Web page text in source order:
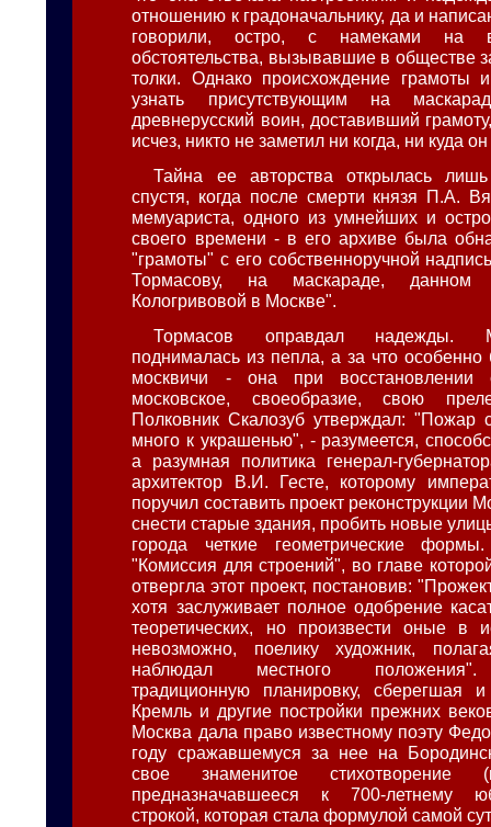
отношению к градоначальнику, да и
говорили, остро, с намеками на
обстоятельства, вызывавшие в обществе
толки. Однако происхождение грамоты
узнать присутствующим на
древнерусский воин, доставивший
исчез, никто не заметил ни когда, ни куда
Тайна ее авторства открылась
спустя, когда после смерти князя П.А.
мемуариста, одного из умнейших и
своего времени - в его архиве была
"грамоты" с его собственноручной
Тормасову, на маскараде,
Кологривовой в Москве".
Тормасов оправдал надежды.
поднималась из пепла, а за что
москвичи - она при восстановлении
московское, своеобразие, свою
Полковник Скалозуб утверждал: "Пожар
много к украшенью", - разумеется,
а разумная политика генерал-
архитектор В.И. Гесте, которому
поручил составить проект реконструкции
снести старые здания, пробить новые
города четкие геометрические
"Комиссия для строений", во главе
отвергла этот проект, постановив:
хотя заслуживает полное одобрение
теоретических, но произвести оные в
невозможно, поелику художник,
наблюдал местного
традиционную планировку, сберегшая
Кремль и другие постройки прежних
Москва дала право известному поэту
году сражавшемуся за нее на
свое знаменитое стихотворение
предназначавшееся к 700-летнему
строкой, которая стала формулой самой